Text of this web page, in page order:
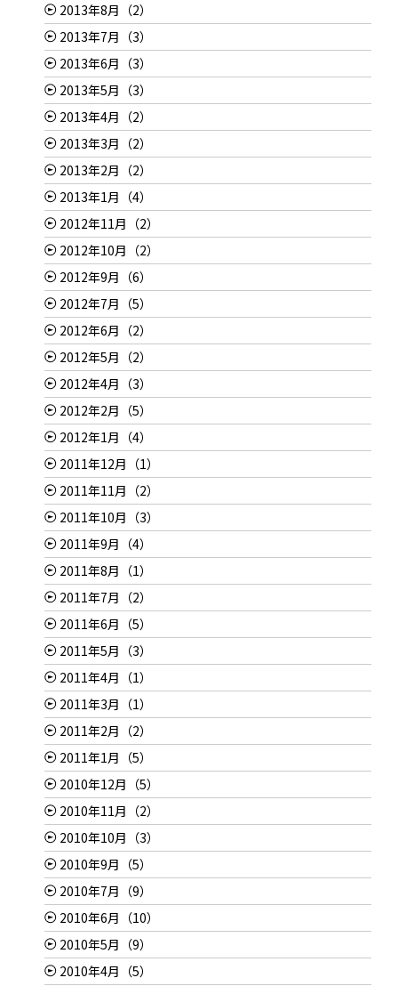
2013年8月（2）
2013年7月（3）
2013年6月（3）
2013年5月（3）
2013年4月（2）
2013年3月（2）
2013年2月（2）
2013年1月（4）
2012年11月（2）
2012年10月（2）
2012年9月（6）
2012年7月（5）
2012年6月（2）
2012年5月（2）
2012年4月（3）
2012年2月（5）
2012年1月（4）
2011年12月（1）
2011年11月（2）
2011年10月（3）
2011年9月（4）
2011年8月（1）
2011年7月（2）
2011年6月（5）
2011年5月（3）
2011年4月（1）
2011年3月（1）
2011年2月（2）
2011年1月（5）
2010年12月（5）
2010年11月（2）
2010年10月（3）
2010年9月（5）
2010年7月（9）
2010年6月（10）
2010年5月（9）
2010年4月（5）